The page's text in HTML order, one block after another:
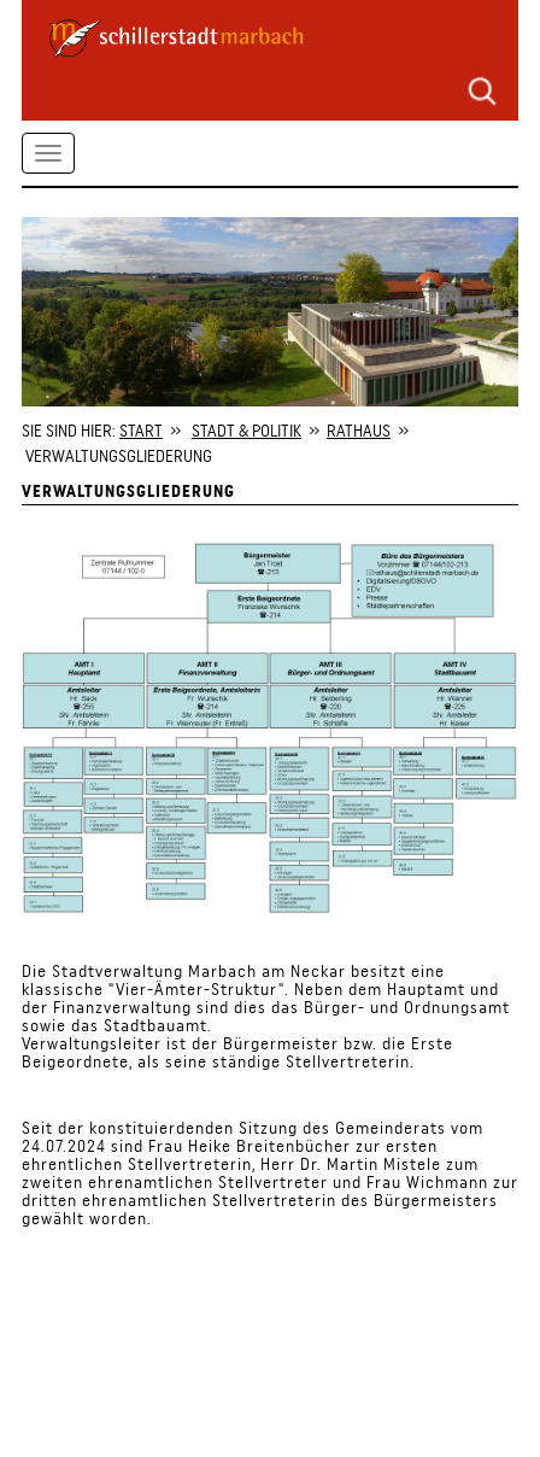
Seitenbereiche
springen
Zum
Inhalt
springen
Kontaktformular
springen
Zur
Startseite
springen
Toggle
SIE SIND HIER: START» STADT & POLITIK» RATHAUS»
VERWALTUNGSGLIEDERUNG
VERWALTUNGSGLIEDERUNG
Die Stadtverwaltung Marbach am Neckar besitzt eine
klassische "Vier-Ämter-Struktur". Neben dem Hauptamt und
der Finanzverwaltung sind dies das Bürger- und Ordnungsamt
sowie das Stadtbauamt.
Verwaltungsleiter ist der Bürgermeister bzw. die Erste
Beigeordnete, als seine ständige Stellvertreterin.
Seit der konstituierdenden Sitzung des Gemeinderats vom
24.07.2024 sind Frau Heike Breitenbücher zur ersten
ehrentlichen Stellvertreterin, Herr Dr. Martin Mistele zum
zweiten ehrenamtlichen Stellvertreter und Frau Wichmann zur
dritten ehrenamtlichen Stellvertreterin des Bürgermeisters
gewählt worden.